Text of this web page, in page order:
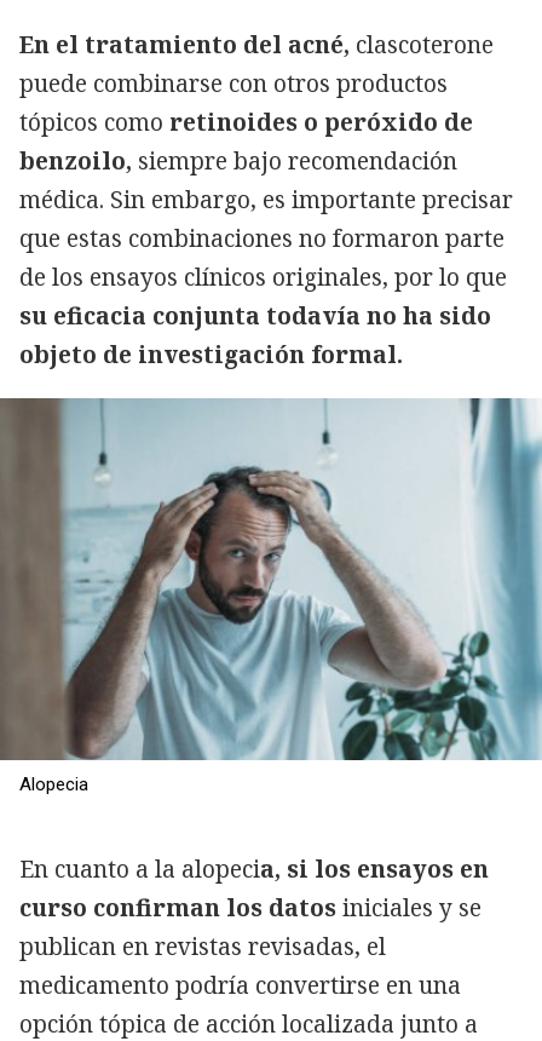
En el tratamiento del acné, clascoterone
puede combinarse con otros productos
tópicos como retinoides o peróxido de
benzoilo, siempre bajo recomendación
médica. Sin embargo, es importante precisar
que estas combinaciones no formaron parte
de los ensayos clínicos originales, por lo que
su eficacia conjunta todavía no ha sido
objeto de investigación formal.
Alopecia
En cuanto a la alopecia, si los ensayos en
curso confirman los datosiniciales y se
publican en revistas revisadas, el
medicamento podría convertirse en una
opción tópica de acción localizada junto a